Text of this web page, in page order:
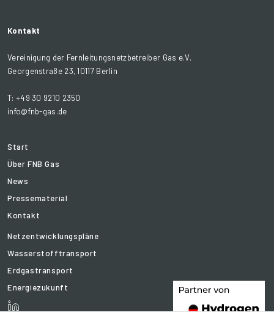
Kontakt
Vereinigung der Fernleitungsnetzbetreiber Gas e.V.
Georgenstraße 23, 10117 Berlin
T: +49 30 9210 2350
info@fnb-gas.de
Start
Über FNB Gas
News
Pressematerial
Kontakt
Netzentwicklungspläne
Wasserstofftransport
Erdgastransport
Energiezukunft